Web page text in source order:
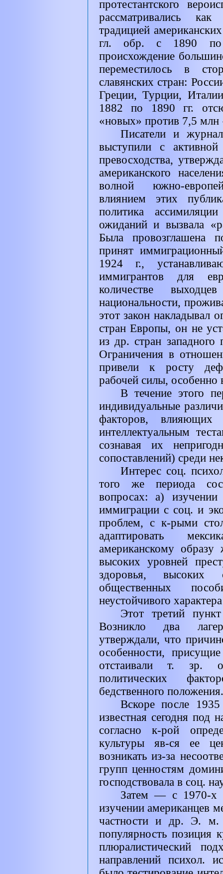
протестантского
рассматривались
традицией
гл. обр. с 1890 по
происхождение
переместилось в
славянских стран:
Греции, Турции,
1882 по 1890 гг.
«новых» против 7,5 млн
Писатели и
выступили с
превосходства,
американского
волной южно-
влиянием этих
политика
ожиданий и вызвала
Была провозглашена
принят
1924 г.,
иммигрантов для
количестве
национальности,
этот закон накладывал
стран Европы, он не
из др. стран
Ограничения в
привели к росту
рабочей силы, особенно
В течение этого
индивидуальные
факторов, влияющих
интеллектуальным
сознавая их
сопоставлений) среди
Интерес соц.
того же периода
вопросах: а) изучении
иммиграции с соц. и
проблем, с к-рыми
адаптировать
американскому
высоких уровней
здоровья, высоких
общественных
неустойчивого
Этот третий
Возникло два
утверждали, что
особенности,
отстаивали т. зр.
политических
бедственного положения.
Вскоре после 1935
известная сегодня под
согласно к-рой
культуры яв-ся ее
возникать из-за
групп ценностям
господствовала в соц.
Затем — с 1970-х
изучении американцев
частности и др. Э. м.
популярность позиция
плюралистический
направлений психол.